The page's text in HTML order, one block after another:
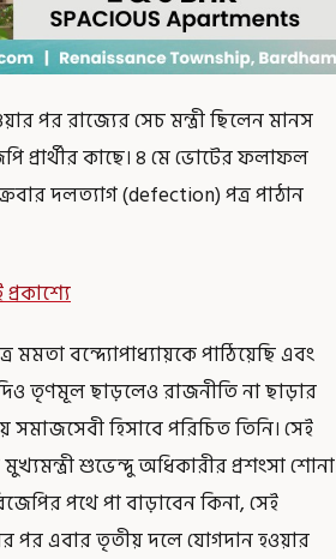
পর রাজ্যের সেচ মন্ত্রী ছিলেন মানস
প্রার্থীর কাছে। ৪ মে ভোটের ফলাফল
দলত্যাগ (defection) পত্র পাঠান
বন্দ্যোপাধ্যায়কে পাঠিয়েছি এবং
তৃণমূল ছাড়লেও রাজনীতি না ছাড়ার
হিসাবে পরিচিত তিনি। সেই
শুভেন্দু অধিকারীর প্রশংসা শোনা
পথে পা বাড়াবেন কিনা, সেই
পর এবার তৃতীয় দলে যোগদান হওয়ার